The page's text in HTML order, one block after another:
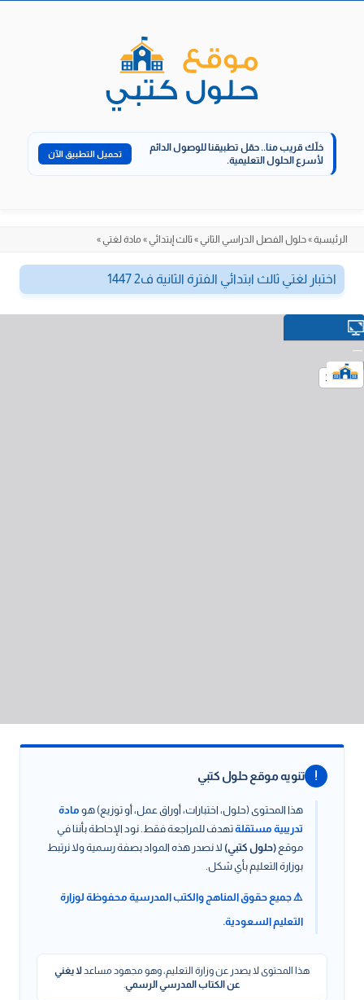
خلّك قريب منا.. حمّل تطبيقنا للوصول الدائم
لأسرع الحلول التعليمية.
تحميل التطبيق الآن
الرئيسية»حلول الفصل الدراسي الثاني» ثالث إبتدائي» مادة لغتي»
اختبار لغتي ثالث ابتدائي الفترة الثانية ف2 1447
! تنويه موقع حلول كتبي
هذا المحتوى (حلول، اختبارات، أوراق عمل، أو توزيع) هو مادة
تدريبية مستقلةتهدف للمراجعة فقط. نود الإحاطة بأننا في
موقع (حلول كتبي) لا نصدر هذه المواد بصفة رسمية ولا نرتبط
بوزارة التعليم بأي شكل.
⚠️ جميع حقوق المناهج والكتب المدرسية محفوظة لوزارة
التعليم السعودية.
هذا المحتوى لا يصدر عن وزارة التعليم، وهو مجهود مساعدلا يغني
عن الكتاب المدرسي الرسمي.